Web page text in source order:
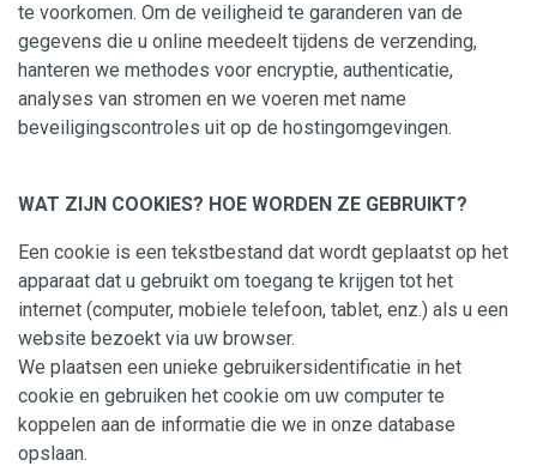
te voorkomen. Om de veiligheid te garanderen van de
gegevens die u online meedeelt tijdens de verzending,
hanteren we methodes voor encryptie, authenticatie,
analyses van stromen en we voeren met name
beveiligingscontroles uit op de hostingomgevingen.
WAT ZIJN COOKIES? HOE WORDEN ZE GEBRUIKT?
Een cookie is een tekstbestand dat wordt geplaatst op het
apparaat dat u gebruikt om toegang te krijgen tot het
internet (computer, mobiele telefoon, tablet, enz.) als u een
website bezoekt via uw browser.
We plaatsen een unieke gebruikersidentificatie in het
cookie en gebruiken het cookie om uw computer te
koppelen aan de informatie die we in onze database
opslaan.